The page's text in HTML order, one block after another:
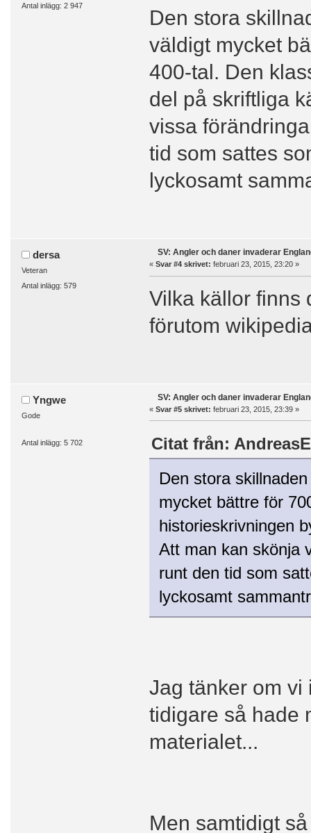
Antal inlägg: 2 947
Den stora
väldigt mycket
400-tal. Den
del på skriftliga
vissa
tid som sattes
lyckosamt
dersa
Veteran
Antal inlägg: 579
SV: Angler och daner invaderar
« Svar #4 skrivet: februari 23, 2015, 23:20 »
Vilka källor finns
förutom
Yngwe
Gode
Antal inlägg: 5 702
SV: Angler och daner invaderar
« Svar #5 skrivet: februari 23, 2015, 23:39 »
Citat från:
Den stora
mycket bättre för
historieskrivningen
Att man kan skönja
runt den tid som
lyckosamt
Jag tänker om vi
tidigare så hade
materialet...
Men samtidigt